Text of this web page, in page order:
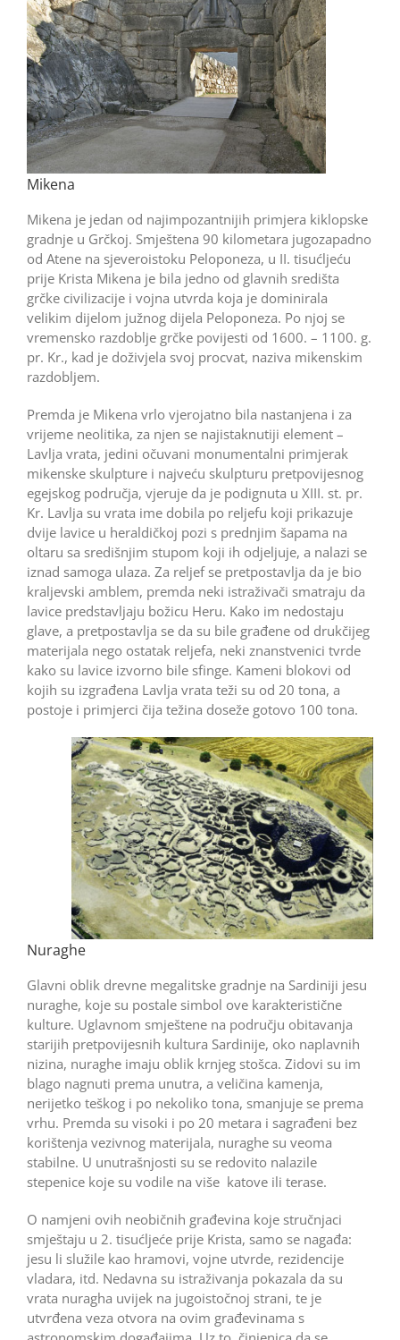
Mikena
Mikena je jedan od najimpozantnijih primjera kiklopske
gradnje u Grčkoj. Smještena 90 kilometara jugozapadno
od Atene na sjeveroistoku Peloponeza, u II. tisućljeću
prije Krista Mikena je bila jedno od glavnih središta
grčke civilizacije i vojna utvrda koja je dominirala
velikim dijelom južnog dijela Peloponeza. Po njoj se
vremensko razdoblje grčke povijesti od 1600. – 1100. g.
pr. Kr., kad je doživjela svoj procvat, naziva mikenskim
razdobljem.
Premda je Mikena vrlo vjerojatno bila nastanjena i za
vrijeme neolitika, za njen se najistaknutiji element –
Lavlja vrata, jedini očuvani monumentalni primjerak
mikenske skulpture i najveću skulpturu pretpovijesnog
egejskog područja, vjeruje da je podignuta u XIII. st. pr.
Kr. Lavlja su vrata ime dobila po reljefu koji prikazuje
dvije lavice u heraldičkoj pozi s prednjim šapama na
oltaru sa središnjim stupom koji ih odjeljuje, a nalazi se
iznad samoga ulaza. Za reljef se pretpostavlja da je bio
kraljevski amblem, premda neki istraživači smatraju da
lavice predstavljaju božicu Heru. Kako im nedostaju
glave, a pretpostavlja se da su bile građene od drukčijeg
materijala nego ostatak reljefa, neki znanstvenici tvrde
kako su lavice izvorno bile sfinge. Kameni blokovi od
kojih su izgrađena Lavlja vrata teži su od 20 tona, a
postoje i primjerci čija težina doseže gotovo 100 tona.
Nuraghe
Glavni oblik drevne megalitske gradnje na Sardiniji jesu
nuraghe, koje su postale simbol ove karakteristične
kulture. Uglavnom smještene na području obitavanja
starijih pretpovijesnih kultura Sardinije, oko naplavnih
nizina, nuraghe imaju oblik krnjeg stošca. Zidovi su im
blago nagnuti prema unutra, a veličina kamenja,
nerijetko teškog i po nekoliko tona, smanjuje se prema
vrhu. Premda su visoki i po 20 metara i sagrađeni bez
korištenja vezivnog materijala, nuraghe su veoma
stabilne. U unutrašnjosti su se redovito nalazile
stepenice koje su vodile na više katove ili terase.
O namjeni ovih neobičnih građevina koje stručnjaci
smještaju u 2. tisućljeće prije Krista, samo se nagađa:
jesu li služile kao hramovi, vojne utvrde, rezidencije
vladara, itd. Nedavna su istraživanja pokazala da su
vrata nuragha uvijek na jugoistočnoj strani, te je
utvrđena veza otvora na ovim građevinama s